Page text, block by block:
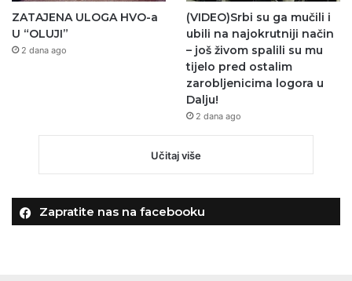
ZATAJENA ULOGA HVO-a
U “OLUJI”
2 dana ago
(VIDEO)Srbi su ga mučili i
ubili na najokrutniji način
– još živom spalili su mu
tijelo pred ostalim
zarobljenicima logora u
Dalju!
2 dana ago
Učitaj više
Zapratite nas na facebooku